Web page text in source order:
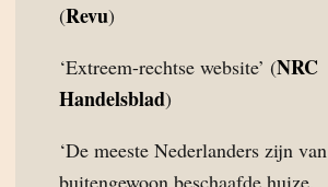
(Revu)
‘Extreem-rechtse website’ (NRC
Handelsblad)
‘De meeste Nederlanders zijn van
buitengewoon beschaafde huize,